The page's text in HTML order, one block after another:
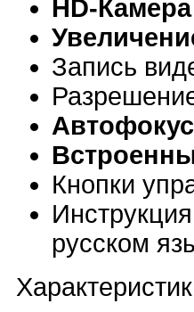
HD-Камера
Запись
Автофокус
Кнопки
русском